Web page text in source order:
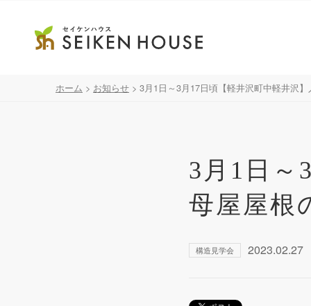
ホーム > お知らせ > 3月1日～3月17日頃【軽井沢町中軽井沢
3月1日～
母屋屋根
構造見学会 2023.02.27